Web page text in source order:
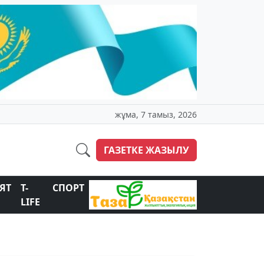
жұма, 7 тамыз, 2026
ГАЗЕТКЕ ЖАЗЫЛУ
T-
LIFE
СПОРТ